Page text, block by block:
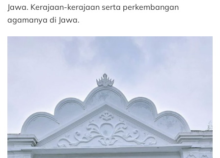
Jawa. Kerajaan-kerajaan serta perkembangan
agamanya di Jawa.